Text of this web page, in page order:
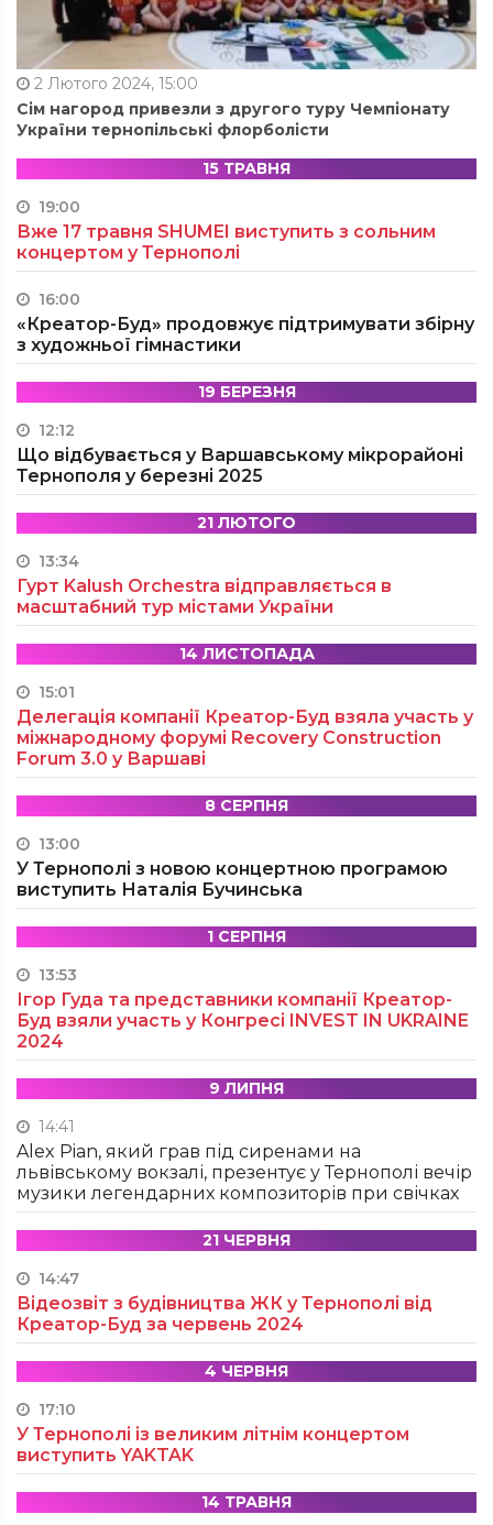
2 Лютого 2024, 15:00
Сім нагород привезли з другого туру Чемпіонату
України тернопільські флорболісти
15 ТРАВНЯ
19:00
Вже 17 травня SHUMEI виступить з сольним
концертом у Тернополі
16:00
«Креатор-Буд» продовжує підтримувати збірну
з художньої гімнастики
19 БЕРЕЗНЯ
12:12
Що відбувається у Варшавському мікрорайоні
Тернополя у березні 2025
21 ЛЮТОГО
13:34
Гурт Kalush Orchestra відправляється в
масштабний тур містами України
14 ЛИСТОПАДА
15:01
Делегація компанії Креатор-Буд взяла участь у
міжнародному форумі Recovery Construction
Forum 3.0 у Варшаві
8 СЕРПНЯ
13:00
У Тернополі з новою концертною програмою
виступить Наталія Бучинська
1 СЕРПНЯ
13:53
Ігор Гуда та представники компанії Креатор-
Буд взяли участь у Конгресі INVEST IN UKRAINE
2024
9 ЛИПНЯ
14:41
Alex Pian, який грав під сиренами на
львівському вокзалі, презентує у Тернополі вечір
музики легендарних композиторів при свічках
21 ЧЕРВНЯ
14:47
Відеозвіт з будівництва ЖК у Тернополі від
Креатор-Буд за червень 2024
4 ЧЕРВНЯ
17:10
У Тернополі із великим літнім концертом
виступить YAKTAK
14 ТРАВНЯ